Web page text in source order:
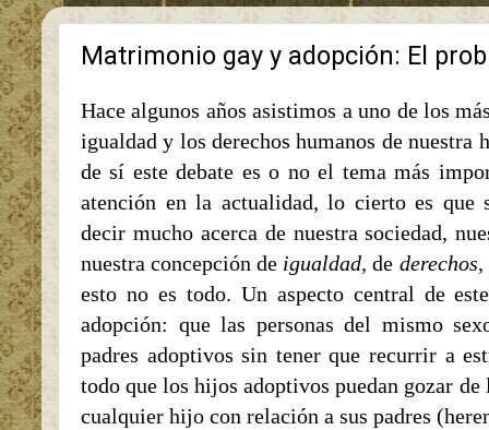
Matrimonio gay y adopción: El
Hace algunos años asistimos a uno de los
igualdad y los derechos humanos de nuestra
de sí este debate es o no el tema más
atención en la actualidad, lo cierto es que
decir mucho acerca de nuestra sociedad,
nuestra concepción de igualdad, de derechos,
esto no es todo. Un aspecto central de
adopción: que las personas del mismo
padres adoptivos sin tener que recurrir a
todo que los hijos adoptivos puedan gozar de
cualquier hijo con relación a sus padres